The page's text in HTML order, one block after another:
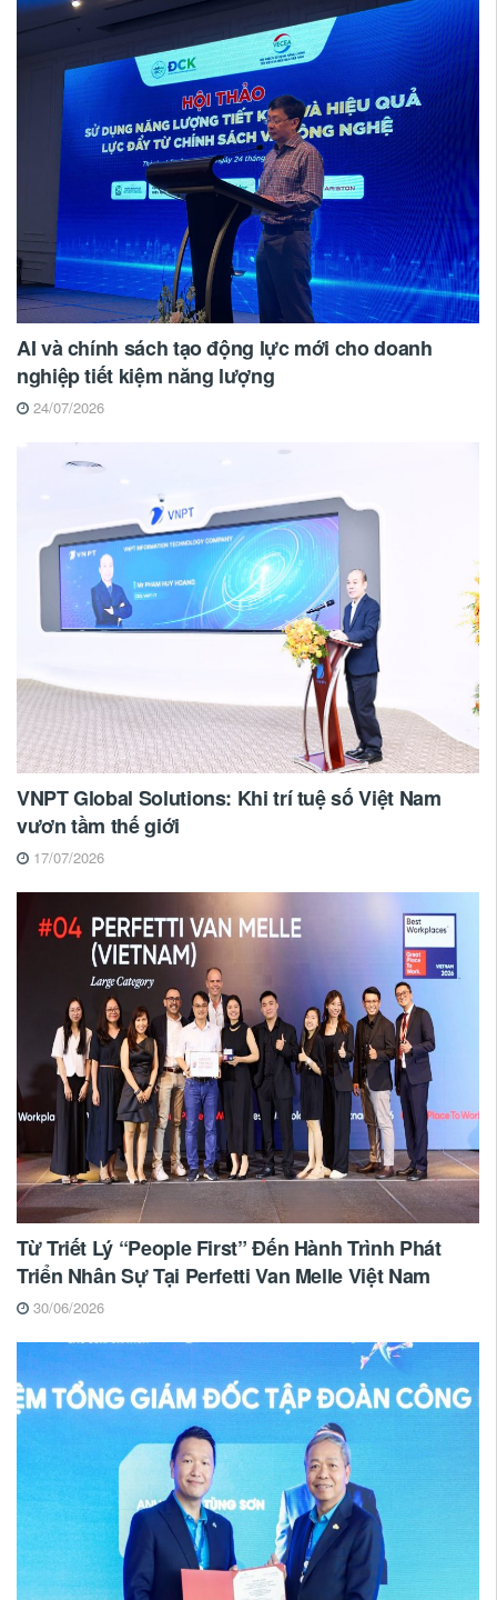
AI và chính sách tạo động lực mới cho doanh
nghiệp tiết kiệm năng lượng
24/07/2026
VNPT Global Solutions: Khi trí tuệ số Việt Nam
vươn tầm thế giới
17/07/2026
Từ Triết Lý “People First” Đến Hành Trình Phát
Triển Nhân Sự Tại Perfetti Van Melle Việt Nam
30/06/2026